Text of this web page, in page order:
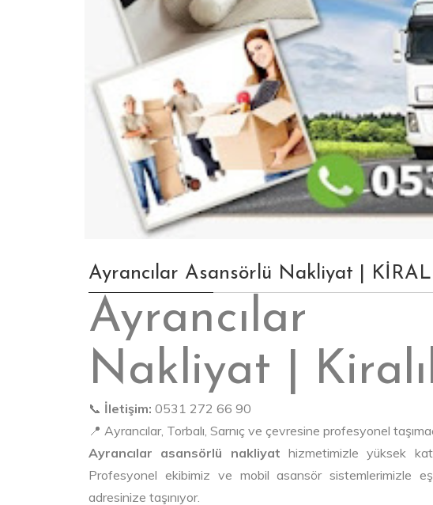
Ayrancılar Asansörlü Nakliyat |
Ayrancılar
Nakliyat |
📞 İletişim: 0531 272 66 90
📍 Ayrancılar, Torbalı, Sarnıç ve çevresine profesyonel
Ayrancılar asansörlü nakliyat hizmetimizle yüksek
Profesyonel ekibimiz ve mobil asansör sistemlerimizle
adresinize taşınıyor.